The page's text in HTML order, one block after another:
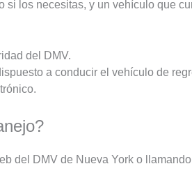
los necesitas, y un vehículo que
del DMV.
a conducir el vehículo de
del DMV de Nueva York o